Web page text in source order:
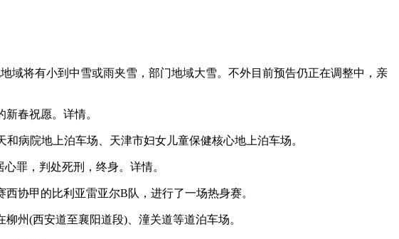
将有小到中雪或雨夹雪，部门地域大雪。不外目前预告仍正在调整中，亲
春祝愿。详情。
院地上泊车场、天津市妇女儿童保健核心地上泊车场。
罪，判处死刑，终身。详情。
协甲的比利亚雷亚尔B队，进行了一场热身赛。
州(西安道至襄阳道段)、潼关道等道泊车场。